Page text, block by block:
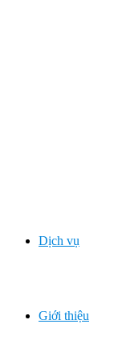
Dịch vụ
Giới thiệu